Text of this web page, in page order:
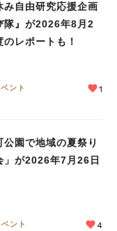
み自由研究応援企画
隊』が2026年8月2
レポートも！
ント 1
公園で地域の夏祭り
」が2026年7月26日
ベント 4